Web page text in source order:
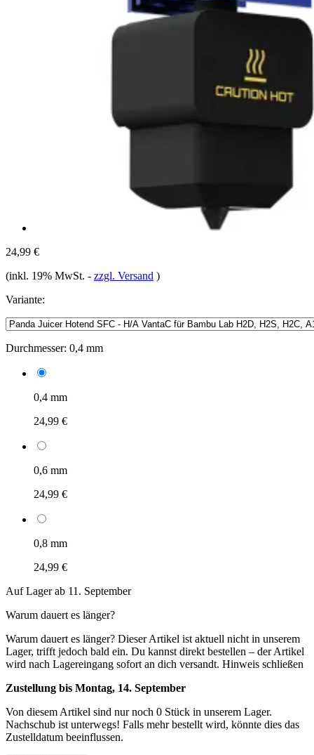
24,99 €
(inkl. 19% MwSt. - zzgl. Versand )
Variante:
Durchmesser: 0,4 mm
0,4 mm
24,99 €
0,6 mm
24,99 €
0,8 mm
24,99 €
Auf Lager ab 11. September
Warum dauert es länger?
Warum dauert es länger? Dieser Artikel ist aktuell nicht in unserem
Lager, trifft jedoch bald ein. Du kannst direkt bestellen – der Artikel
wird nach Lagereingang sofort an dich versandt. Hinweis schließen
Zustellung bis Montag, 14. September
Von diesem Artikel sind nur noch 0 Stück in unserem Lager.
Nachschub ist unterwegs! Falls mehr bestellt wird, könnte dies das
Zustelldatum beeinflussen.